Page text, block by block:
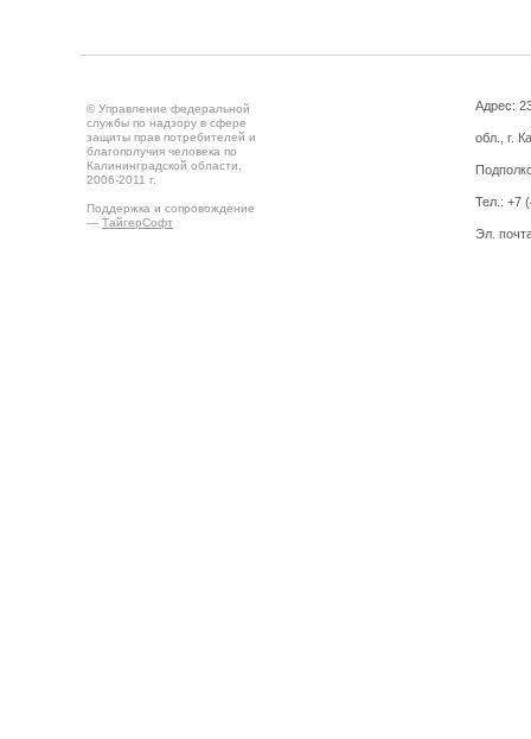
© Управление федеральной
службы по надзору в сфере
защиты прав потребителей и
благополучия человека по
Калининградской области,
2006-2011 г.
Поддержка и сопровождение
— ТайгерСофт
Адрес:
обл., г.
Тел.: +7
Эл.